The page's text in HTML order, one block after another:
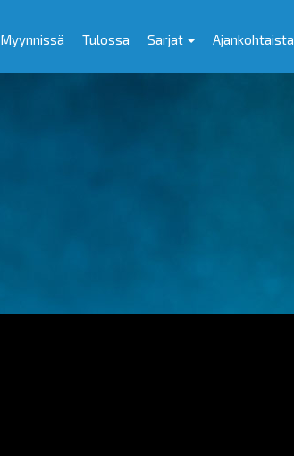
Myynnissä Tulossa Sarjat Ajankohtaista